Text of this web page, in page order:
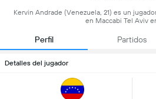
Kervin Andrade (Venezuela, 21) es un
en Maccabi Tel Aviv
Perfil Partidos
Detalles del jugador